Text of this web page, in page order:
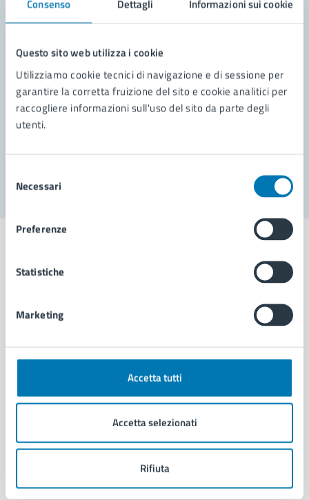
Consenso Dettagli Informazioni sui cookie
Questo sito web utilizza i cookie
Utilizziamo cookie tecnici di navigazione e di sessione per
garantire la corretta fruizione del sito e cookie analitici per
raccogliere informazioni sull'uso del sito da parte degli
utenti.
delNecessari
Preferenze
Statistiche
Marketing
Accetta tutti
Accetta selezionati
Rifiuta
Contatta il comune
Richiedi assistenza
Prenota appuntamento
Problemi in città
Aree amministrative
Uffici
Politici
Intranet, posta aziendale e protocollo